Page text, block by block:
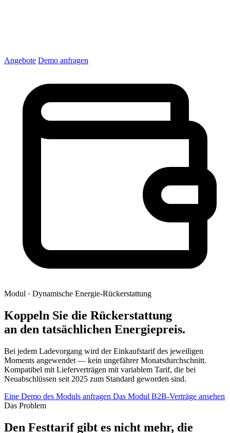
Angebote Demo anfragen
Modul · Dynamische Energie-Rückerstattung
Koppeln Sie die Rückerstattung
an den tatsächlichen Energiepreis.
Bei jedem Ladevorgang wird der Einkaufstarif des jeweiligen
Moments angewendet — kein ungefährer Monatsdurchschnitt.
Kompatibel mit Lieferverträgen mit variablem Tarif, die bei
Neuabschlüssen seit 2025 zum Standard geworden sind.
Eine Demo des Moduls anfragen Das Modul B2B-Verträge ansehen
Das Problem
Den Festtarif gibt es nicht mehr, die